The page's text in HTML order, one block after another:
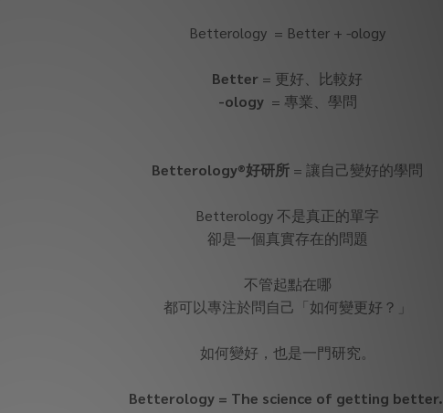
Betterology = Better + -ology
Better = 更好、比較好
-ology = 專業、學問
Betterology®好研所 = 讓自己變好的學問
Betterology 不是真正的單字
卻是一個真實存在的問題
不管起點在哪
都可以專注於問自己「如何變更好？」
如何變好，也是一門研究。
Betterology = The science of getting better.